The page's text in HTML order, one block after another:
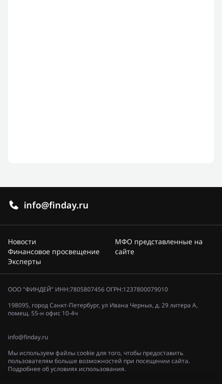
info@finday.ru
Новости
Финансовое просвещение
Эксперты
МФО представленные на
сайте
ООО "ФИНДЕЙ" ИНН:7805807456 ОГРН:1237800079010
198095, город Санкт-Петербург, ул Ивана Черных, д. 29 литера А,
помещ. 55-н офис 10-4ч
info@finday.ru
Мы используем файлы cookie для того, чтобы предоставить
пользователям больше возможностей при посещении сайта.
Подробнее об условиях использования.